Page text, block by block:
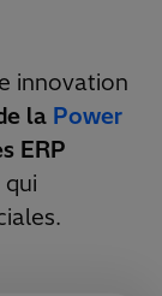
innovation
la Power
ERP